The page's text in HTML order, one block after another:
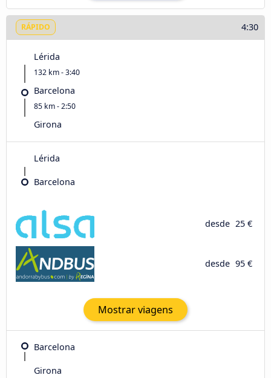
RÁPIDO 4:30
Lérida
132 km - 3:40
Barcelona
85 km - 2:50
Girona
Lérida
Barcelona
desde 25 €
desde 95 €
Mostrar viagens
Barcelona
Girona